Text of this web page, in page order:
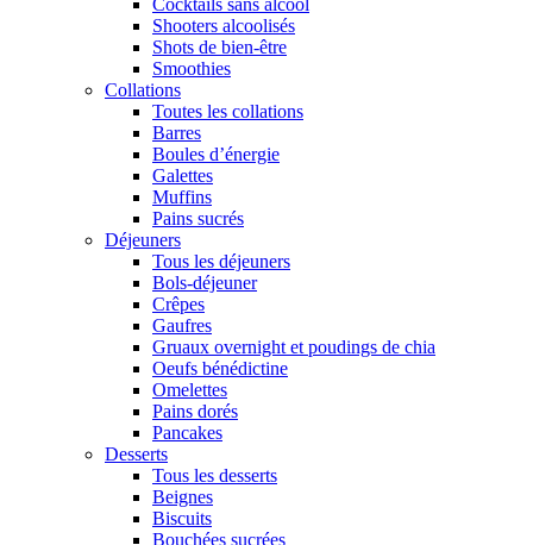
Cocktails sans alcool
Shooters alcoolisés
Shots de bien-être
Smoothies
Collations
Toutes les collations
Barres
Boules d’énergie
Galettes
Muffins
Pains sucrés
Déjeuners
Tous les déjeuners
Bols-déjeuner
Crêpes
Gaufres
Gruaux overnight et poudings de chia
Oeufs bénédictine
Omelettes
Pains dorés
Pancakes
Desserts
Tous les desserts
Beignes
Biscuits
Bouchées sucrées